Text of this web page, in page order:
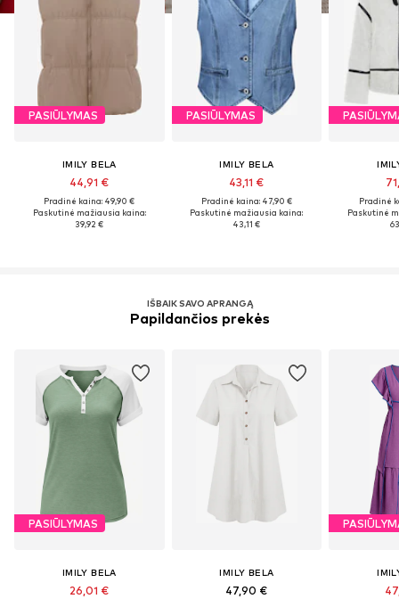
PASIŪLYMAS
IMILY BELA
44,91 €
Pradinė kaina: 49,90 €
Paskutinė mažiausia kaina:
39,92 €
PASIŪLYMAS
IMILY BELA
43,11 €
Pradinė kaina: 47,90 €
Paskutinė mažiausia kaina:
43,11 €
Pradinė
Paskutinė
IŠBAIK SAVO APRANGĄ
Papildančios prekės
PASIŪLYMAS
IMILY BELA
26,01 €
IMILY BELA
47,90 €